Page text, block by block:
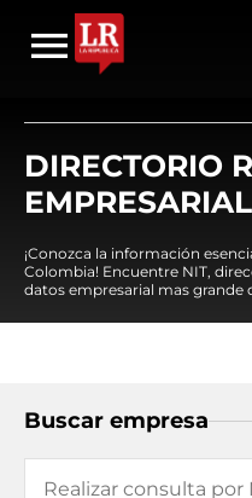
DIRECTORIO
EMPRESARIAL
¡Conozca la información
Colombia! Encuentre NIT,
datos empresarial mas grande
Buscar empresa